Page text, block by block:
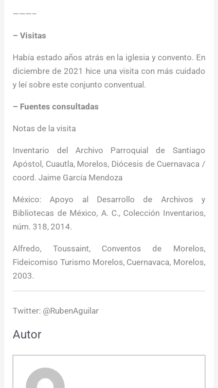
———–
– Visitas
Había estado años atrás en la iglesia y convento. En
diciembre de 2021 hice una visita con más cuidado
y leí sobre este conjunto conventual.
– Fuentes consultadas
Notas de la visita
Inventario del Archivo Parroquial de Santiago
Apóstol, Cuautla, Morelos, Diócesis de Cuernavaca /
coord. Jaime García Mendoza
México: Apoyo al Desarrollo de Archivos y
Bibliotecas de México, A. C., Colección Inventarios,
núm. 318, 2014.
Alfredo, Toussaint, Conventos de Morelos,
Fideicomiso Turismo Morelos, Cuernavaca, Morelos,
2003.
Twitter: @RubenAguilar
Autor